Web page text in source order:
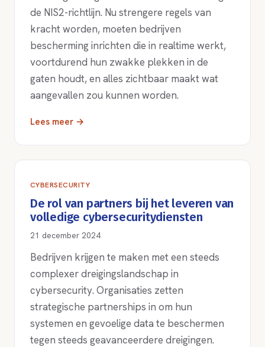
de NIS2-richtlijn. Nu strengere regels van
kracht worden, moeten bedrijven
bescherming inrichten die in realtime werkt,
voortdurend hun zwakke plekken in de
gaten houdt, en alles zichtbaar maakt wat
aangevallen zou kunnen worden.
Lees meer →
CYBERSECURITY
De rol van partners bij het leveren van
volledige cybersecuritydiensten
21 december 2024
Bedrijven krijgen te maken met een steeds
complexer dreigingslandschap in
cybersecurity. Organisaties zetten
strategische partnerships in om hun
systemen en gevoelige data te beschermen
tegen steeds geavanceerdere dreigingen.